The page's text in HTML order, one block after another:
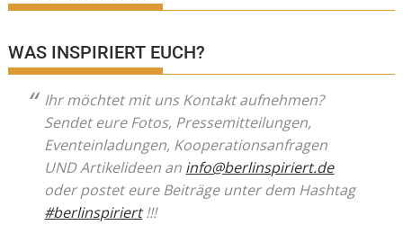
WAS INSPIRIERT EUCH?
Ihr möchtet mit uns Kontakt aufnehmen?
Sendet eure Fotos, Pressemitteilungen,
Eventeinladungen, Kooperationsanfragen
UND Artikelideen an info@berlinspiriert.de
oder postet eure Beiträge unter dem Hashtag
#berlinspiriert!!!